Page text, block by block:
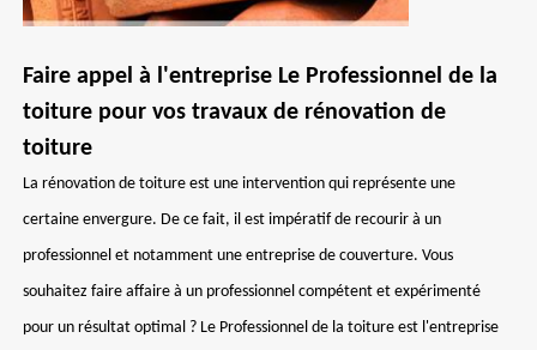
Faire appel à l'entreprise Le Professionnel de la
toiture pour vos travaux de rénovation de
toiture
La rénovation de toiture est une intervention qui représente une
certaine envergure. De ce fait, il est impératif de recourir à un
professionnel et notamment une entreprise de couverture. Vous
souhaitez faire affaire à un professionnel compétent et expérimenté
pour un résultat optimal ? Le Professionnel de la toiture est l'entreprise